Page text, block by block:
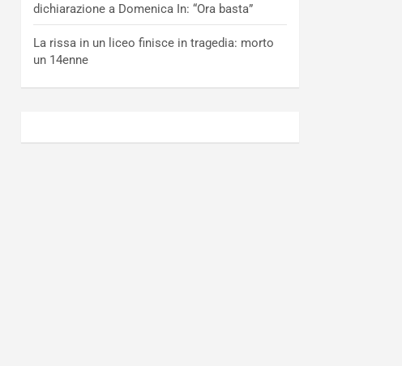
dichiarazione a Domenica In: “Ora basta”
La rissa in un liceo finisce in tragedia: morto
un 14enne